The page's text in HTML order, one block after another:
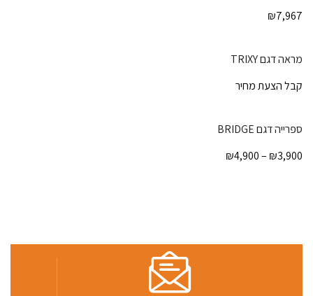
₪7,967
מראה דגם TRIXY
קבל הצעת מחיר
ספרייה דגם BRIDGE
₪3,900
–
₪4,900